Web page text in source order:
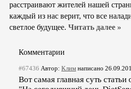
расстраивают жителей нашей
каждый из нас верит, что все
светлое будущее. Читать далее »
Комментарии
#67436 Автор: Клим написано
Вот самая главная суть